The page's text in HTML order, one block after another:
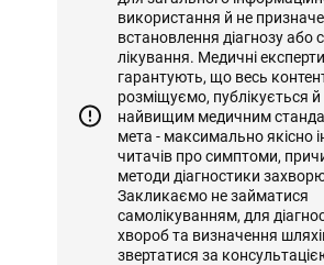
використання й не
встановлення діагнозу або
лікування. Медичні
гарантують, що весь
розміщуємо, публікується й
найвищим медичним
мета - максимально якісно
читачів про симптоми,
методи діагностики
Закликаємо не займатися
самолікуванням, для
хвороб та визначення
звертатися за